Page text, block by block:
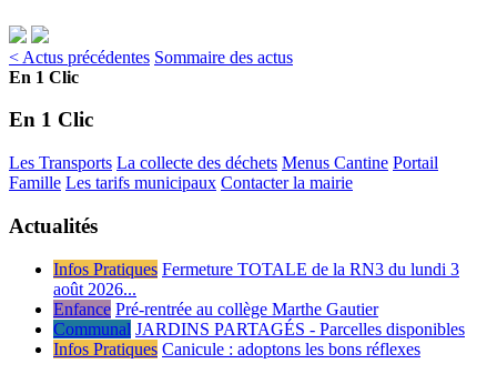
< Actus précédentes Sommaire des actus
En 1 Clic
En 1 Clic
Les Transports La collecte des déchets Menus Cantine Portail
Famille Les tarifs municipaux Contacter la mairie
Actualités
Infos Pratiques Fermeture TOTALE de la RN3 du lundi 3
août 2026...
Enfance Pré-rentrée au collège Marthe Gautier
Communal JARDINS PARTAGÉS - Parcelles disponibles
Infos Pratiques Canicule : adoptons les bons réflexes